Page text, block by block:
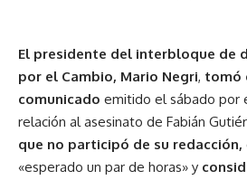
El presidente del interbloque de
por el Cambio, Mario Negri, tomó
comunicado emitido el sábado por
relación al asesinato de Fabián
que no participó de su redacción,
«esperado un par de horas» y